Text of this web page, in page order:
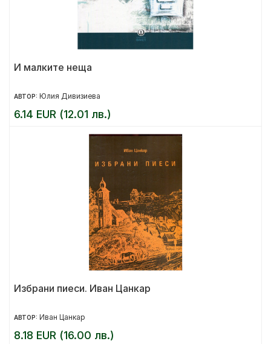
И малките неща
АВТОР: Юлия Дивизиева
6.14 EUR (12.01 лв.)
Избрани пиеси. Иван Цанкар
АВТОР: Иван Цанкар
8.18 EUR (16.00 лв.)